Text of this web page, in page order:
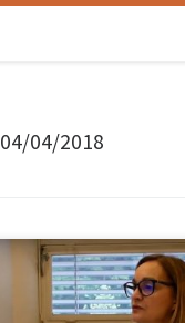
04/04/2018